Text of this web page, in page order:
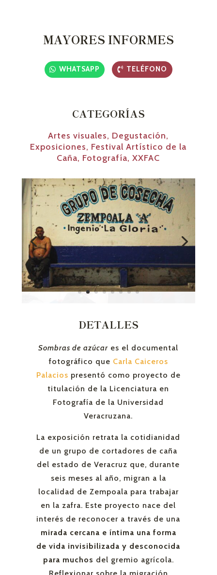
MAYORES INFORMES
WHATSAPP TELÉFONO
CATEGORÍAS
Artes visuales, Degustación,
Exposiciones, Festival Artístico de la
Caña, Fotografía,XXFAC
DETALLES
Sombras de azúcar es el documental
fotográfico que Carla Caiceros
Palacios presentó como proyecto de
titulación de la Licenciatura en
Fotografía de la Universidad
Veracruzana.
La exposición retrata la cotidianidad
de un grupo de cortadores de caña
del estado de Veracruz que, durante
seis meses al año, migran a la
localidad de Zempoala para trabajar
en la zafra. Este proyecto nace del
interés de reconocer a través de una
mirada cercana e íntima una forma
de vida invisibilizada y desconocida
para muchos del gremio agrícola.